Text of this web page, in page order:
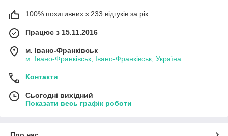
100% позитивних з 233 відгуків за рік
Працює з 15.11.2016
м. Івано-Франківськ
м. Івано-Франківськ, Івано-Франківськ, Україна
Контакти
Сьогодні вихідний
Показати весь графік роботи